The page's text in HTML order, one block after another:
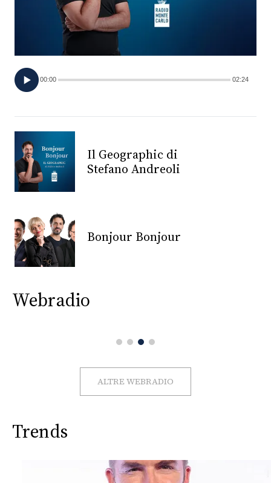
TV
PRINCIPATO
MONACO
RMC
CONSIGLIA
00:00 02:24
Il Geographic di
Stefano Andreoli
Bonjour Bonjour
Webradio
ALTRE WEBRADIO
Trends